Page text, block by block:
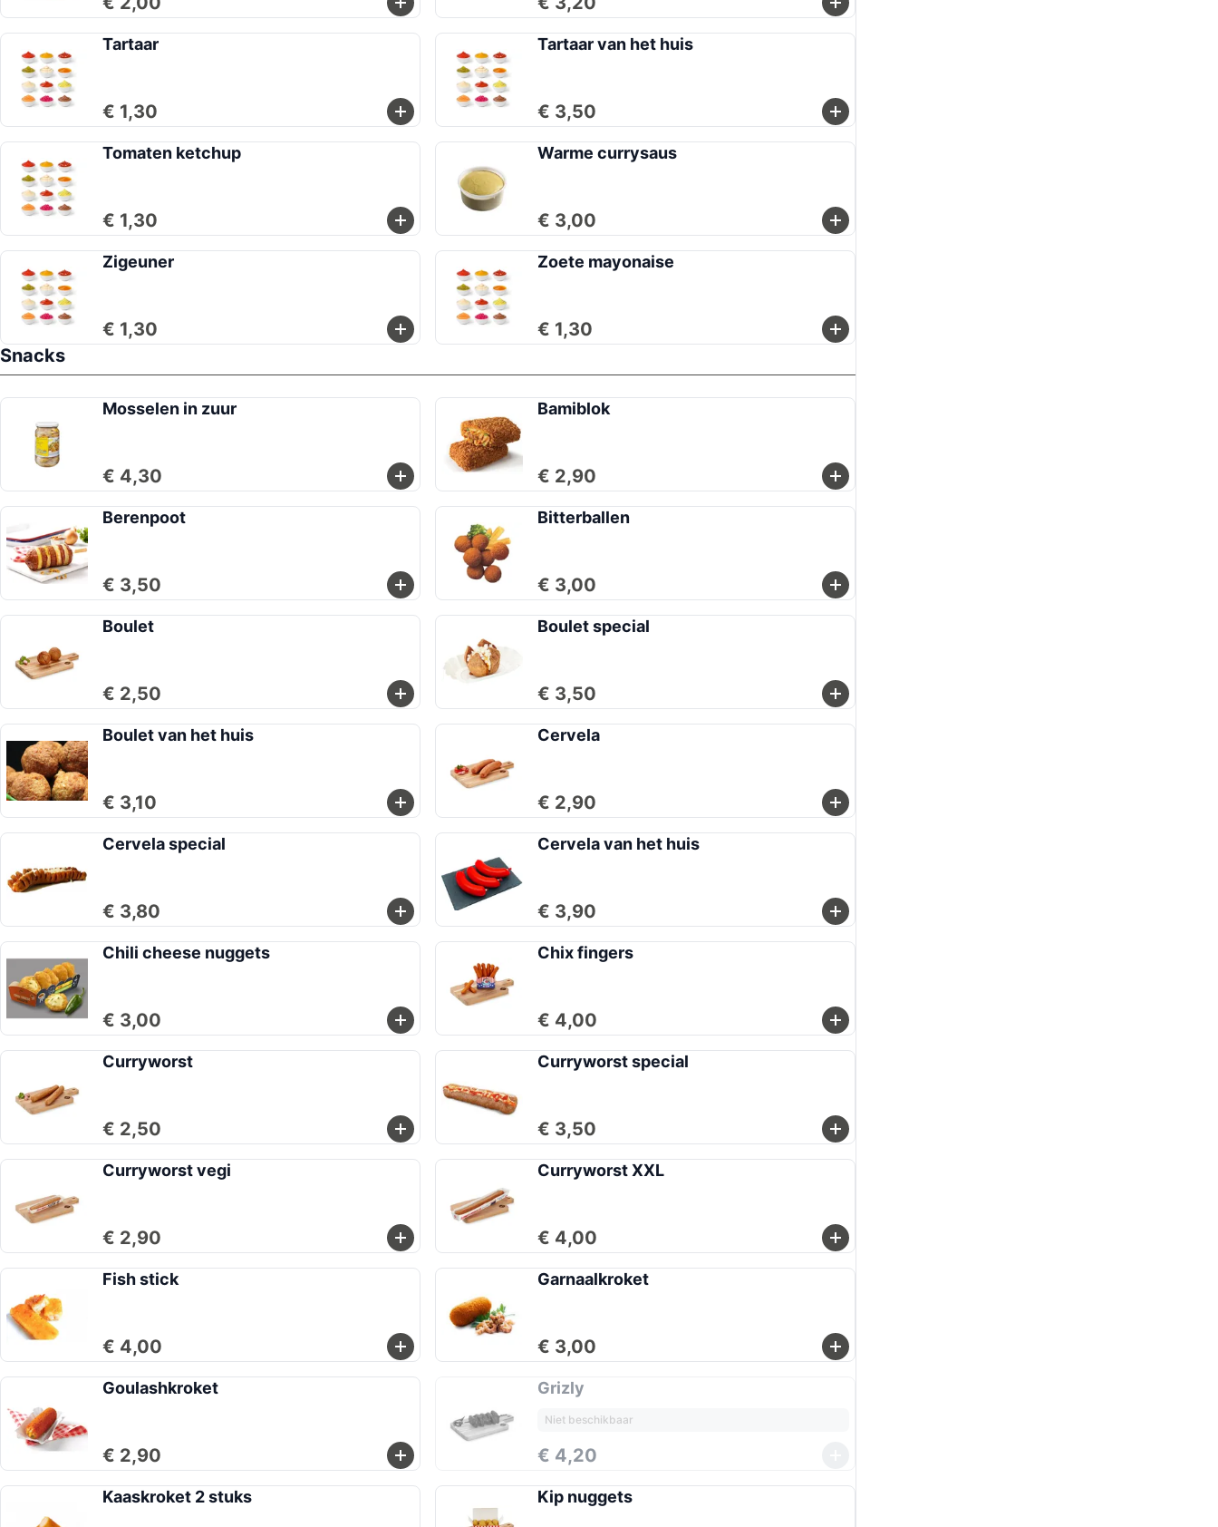
Tartaar
€ 1,30
Tartaar van het huis
€ 3,50
Tomaten ketchup
€ 1,30
Warme currysaus
€ 3,00
Zigeuner
€ 1,30
Zoete mayonaise
€ 1,30
Snacks
Mosselen in zuur
€ 4,30
Bamiblok
€ 2,90
Berenpoot
€ 3,50
Bitterballen
€ 3,00
Boulet
€ 2,50
Boulet special
€ 3,50
Boulet van het huis
€ 3,10
Cervela
€ 2,90
Cervela special
€ 3,80
Cervela van het huis
€ 3,90
Chili cheese nuggets
€ 3,00
Chix fingers
€ 4,00
Curryworst
€ 2,50
Curryworst special
€ 3,50
Curryworst vegi
€ 2,90
Curryworst XXL
€ 4,00
Fish stick
€ 4,00
Garnaalkroket
€ 3,00
Goulashkroket
€ 2,90
Grizly
Niet beschikbaar
€ 4,20
Kaaskroket 2 stuks Kip nuggets